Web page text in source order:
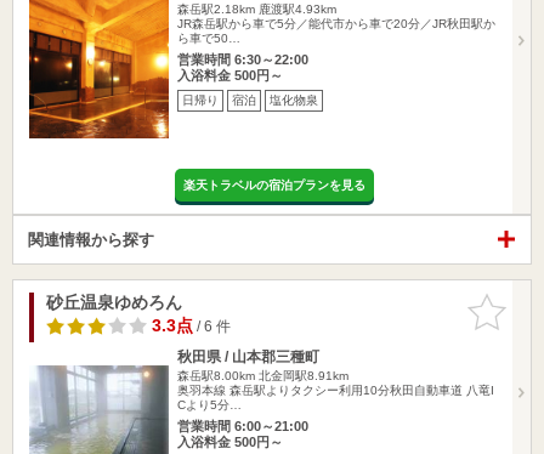
森岳駅2.18km 鹿渡駅4.93km
JR森岳駅から車で5分／能代市から車で20分／JR秋田駅か
ら車で50…
営業時間 6:30～22:00
入浴料金 500円～
日帰り 宿泊 塩化物泉
楽天トラベルの宿泊プランを見る
関連情報から探す
お気に入
りに追加
砂丘温泉ゆめろん
3.3点/ 6 件
秋田県 / 山本郡三種町
森岳駅8.00km 北金岡駅8.91km
奥羽本線 森岳駅よりタクシー利用10分秋田自動車道 八竜I
Cより5分…
営業時間 6:00～21:00
入浴料金 500円～